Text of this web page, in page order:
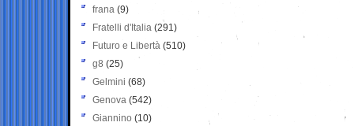
frana (9)
Fratelli d'Italia (291)
Futuro e Libertà (510)
g8 (25)
Gelmini (68)
Genova (542)
Giannino (10)